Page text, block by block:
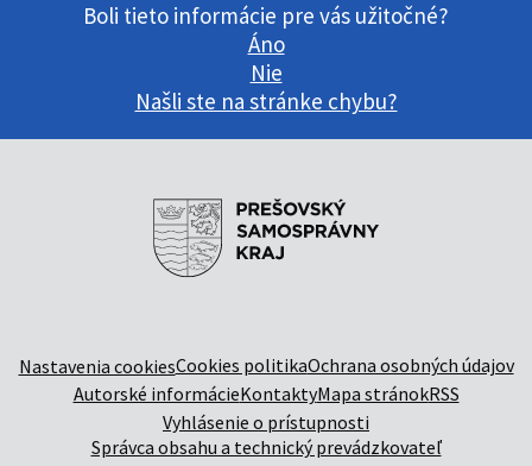
Boli tieto informácie pre vás užitočné?
Áno
Nie
Našli ste na stránke chybu?
Nastavenia cookiesCookies politikaOchrana osobných údajov
Autorské informácieKontaktyMapa stránokRSS
Vyhlásenie o prístupnosti
Správca obsahu a technický prevádzkovateľ